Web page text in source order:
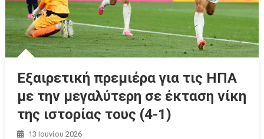
Εξαιρετική πρεμιέρα για τις ΗΠΑ
με την μεγαλύτερη σε έκταση νίκη
της ιστορίας τους (4-1)
13 Ιουνίου 2026